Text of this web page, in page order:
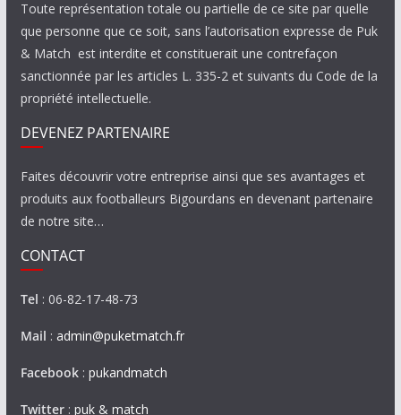
Toute représentation totale ou partielle de ce site par quelle
que personne que ce soit, sans l’autorisation expresse de Puk
& Match est interdite et constituerait une contrefaçon
sanctionnée par les articles L. 335-2 et suivants du Code de la
propriété intellectuelle.
DEVENEZ PARTENAIRE
Faites découvrir votre entreprise ainsi que ses avantages et
produits aux footballeurs Bigourdans en devenant partenaire
de notre site…
CONTACT
Tel : 06-82-17-48-73
Mail : admin@puketmatch.fr
Facebook: pukandmatch
Twitter: puk & match